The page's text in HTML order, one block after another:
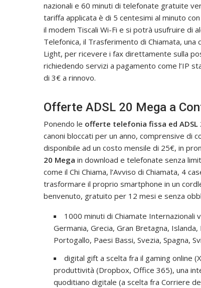
nazionali e 60 minuti di telefonate gratuite
tariffa applicata è di 5 centesimi al minuto
il modem Tiscali Wi-Fi e si potrà usufruire di
Telefonica, il Trasferimento di Chiamata,
Light, per ricevere i fax direttamente sulla
richiedendo servizi a pagamento come l’IP
di 3€ a rinnovo.
Offerte ADSL 20 Mega a
Ponendo le offerte telefonia fissa ed
canoni bloccati per un anno, comprensive di
disponibile ad un costo mensile di 25€, in
20 Mega in download e telefonate senza
come il Chi Chiama, l’Avviso di Chiamata, 4
trasformare il proprio smartphone in un
benvenuto, gratuito per 12 mesi e senza
1000 minuti di Chiamate Internazionali
Germania, Grecia, Gran Bretagna,
Portogallo, Paesi Bassi, Svezia, Spagna,
digital gift a scelta fra il gaming online
produttività (Dropbox, Office 365), una
quoditiano digitale (a scelta fra Corriere